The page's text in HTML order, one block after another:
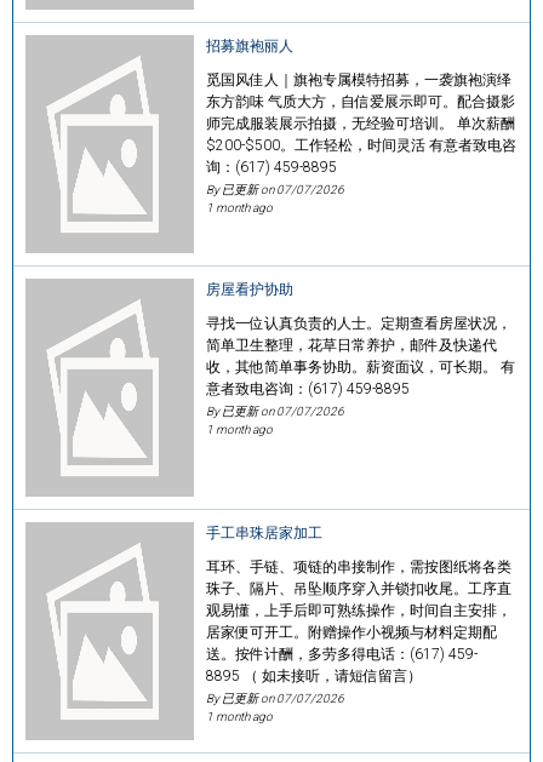
招募旗袍丽人
觅国风佳人｜旗袍专属模特招募，一袭旗袍演绎
东方韵味 气质大方，自信爱展示即可。配合摄影
师完成服装展示拍摄，无经验可培训。 单次薪酬
$200-$500。工作轻松，时间灵活 有意者致电咨
询：(617) 459-8895
By 已更新 on07/07/2026
1 month ago
房屋看护协助
寻找一位认真负责的人士。定期查看房屋状况，
简单卫生整理，花草日常养护，邮件及快递代
收，其他简单事务协助。薪资面议，可长期。 有
意者致电咨询：(617) 459-8895
By 已更新 on07/07/2026
1 month ago
手工串珠居家加工
耳环、手链、项链的串接制作，需按图纸将各类
珠子、隔片、吊坠顺序穿入并锁扣收尾。工序直
观易懂，上手后即可熟练操作，时间自主安排，
居家便可开工。附赠操作小视频与材料定期配
送。按件计酬，多劳多得电话：(617) 459-
8895 （ 如未接听，请短信留言）
By 已更新 on07/07/2026
1 month ago